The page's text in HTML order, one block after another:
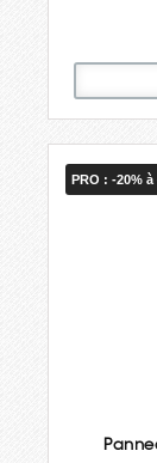
PRO : -20%